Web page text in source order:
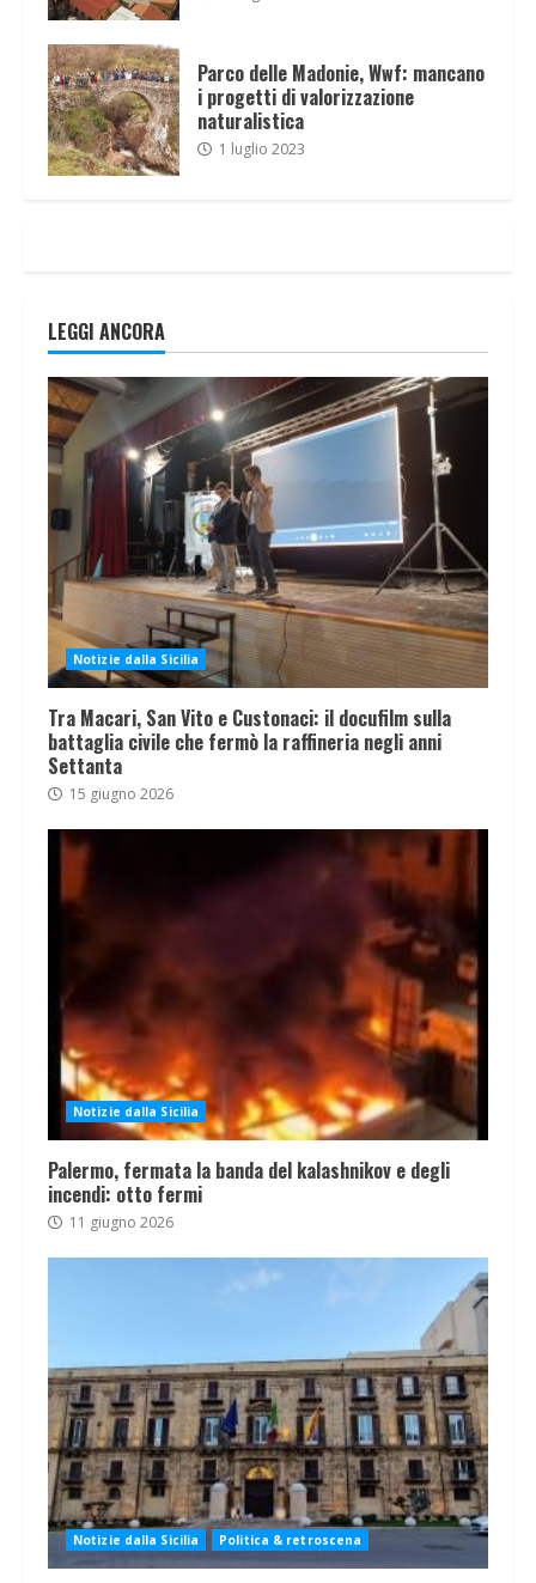
Parco delle Madonie, Wwf: mancano
i progetti di valorizzazione
naturalistica
1 luglio 2023
LEGGI ANCORA
Notizie dalla Sicilia
Tra Macari, San Vito e Custonaci: il docufilm sulla
battaglia civile che fermò la raffineria negli anni
Settanta
15 giugno 2026
Notizie dalla Sicilia
Palermo, fermata la banda del kalashnikov e degli
incendi: otto fermi
11 giugno 2026
Notizie dalla Sicilia Politica & retroscena